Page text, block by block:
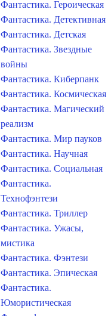
Фантастика. Героическая
Фантастика. Детективная
Фантастика. Детская
Фантастика. Звездные
войны
Фантастика. Киберпанк
Фантастика. Космическая
Фантастика. Магический
реализм
Фантастика. Мир пауков
Фантастика. Научная
Фантастика. Социальная
Фантастика.
Технофэнтези
Фантастика. Триллер
Фантастика. Ужасы,
мистика
Фантастика. Фэнтези
Фантастика. Эпическая
Фантастика.
Юмористическая